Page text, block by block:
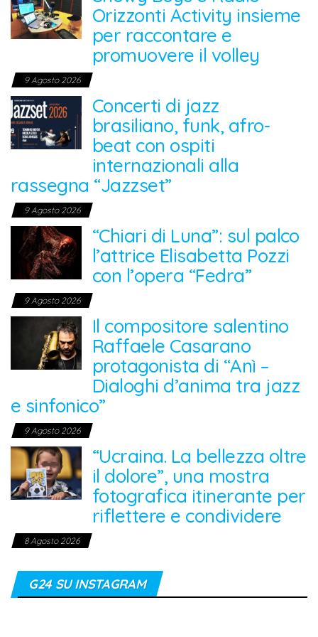
Orizzonti Activity insieme
per raccontare e
promuovere il volley
9 Agosto 2026
Concerti di jazz
brasiliano, funk, afro-
beat con ospiti
internazionali alla
rassegna “Jazzset”
9 Agosto 2026
“Chiari di Luna”: sul palco
l’attrice Elisabetta Pozzi
con l’opera “Fedra”
9 Agosto 2026
Il compositore salentino
Raffaele Casarano
protagonista di “Anì –
Dialoghi d’anima tra jazz
e sinfonico”
9 Agosto 2026
“Ucraina. La bellezza oltre
il dolore”, una mostra
fotografica itinerante per
riflettere e condividere
8 Agosto 2026
G24 SU INSTAGRAM